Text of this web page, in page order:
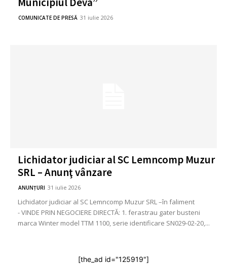
COMUNICATE DE PRESĂ 31 iulie 2026
Lichidator judiciar al SC Lemncomp Muzur
SRL – Anunţ vânzare
ANUNȚURI 31 iulie 2026
Lichidator judiciar al SC Lemncomp Muzur SRL –în faliment
- VINDE PRIN NEGOCIERE DIRECTĂ: 1. ferastrau gater busteni
marca Winter model TTM 1100, serie identificare SN029-02-20,...
[the_ad id="125919"]